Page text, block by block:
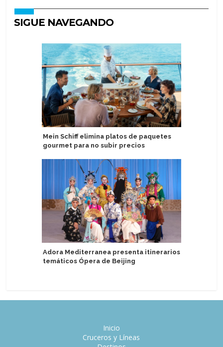
SIGUE NAVEGANDO
Mein Schiff elimina platos de paquetes
gourmet para no subir precios
Adora Mediterranea presenta itinerarios
temáticos Ópera de Beijing
Inicio
Cruceros y Líneas